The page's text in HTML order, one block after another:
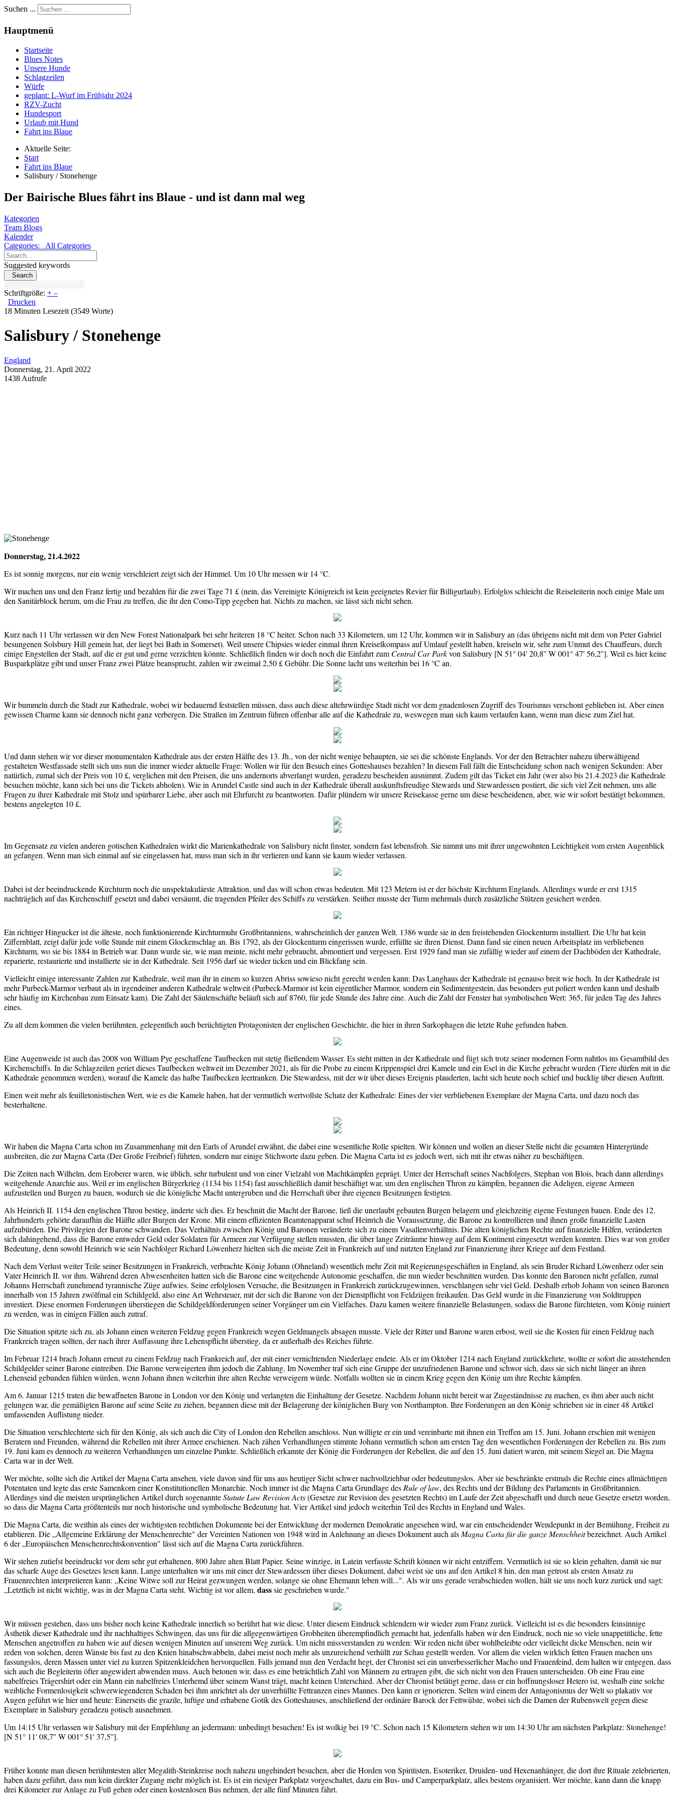
Suchen ...
Hauptmenü
Startseite
Blues Notes
Unsere Hunde
Schlagzeilen
Würfe
geplant: L-Wurf im Frühjahr 2024
RZV-Zucht
Hundesport
Urlaub mit Hund
Fahrt ins Blaue
Aktuelle Seite:
Start
Fahrt ins Blaue
Salisbury / Stonehenge
Der Bairische Blues fährt ins Blaue - und ist dann mal weg
Kategorien
Team Blogs
Kalender
Categories:
All Categories
Suggested keywords
Search
Schriftgröße: + –
Drucken
18 Minuten Lesezeit (3549 Worte)
Salisbury / Stonehenge
England
Donnerstag, 21. April 2022
1438 Aufrufe
Donnerstag, 21.4.2022
Es ist sonnig morgens, nur ein wenig verschleiert zeigt sich der Himmel. Um 10 Uhr messen wir 14 °C.
Wir machen uns und den Franz fertig und bezahlen für die zwei Tage 71 £ (nein, das Vereinigte Königreich ist kein geeignetes Revier für Billigurlaub). Erfolglos schleicht die Reiseleiterin noch einige Male um
den Sanitärblock herum, um die Frau zu treffen, die ihr den Como-Tipp gegeben hat. Nichts zu machen, sie lässt sich nicht sehen.
Kurz nach 11 Uhr verlassen wir den New Forest Nationalpark bei sehr heiteren 18 °C heiter. Schon nach 33 Kilometern, um 12 Uhr, kommen wir in Salisbury an (das übrigens nicht mit dem von Peter Gabriel
besungenen Solsbury Hill gemein hat, der liegt bei Bath in Somerset). Weil unsere Chipsies wieder einmal ihren Kreiselkompass auf Umlauf gestellt haben, kreiseln wir, sehr zum Unmut des Chauffeurs, durch
einige Engstellen der Stadt, auf die er gut und gerne verzichten könnte. Schließlich finden wir doch noch die Einfahrt zum Central Car Parkvon Salisbury [N 51° 04' 20,8'' W 001° 47' 56,2'']. Weil es hier keine
Busparkplätze gibt und unser Franz zwei Plätze beansprucht, zahlen wir zweimal 2,50 £ Gebühr. Die Sonne lacht uns weiterhin bei 16 °C an.
Wir bummeln durch die Stadt zur Kathedrale, wobei wir bedauernd feststellen müssen, dass auch diese altehrwürdige Stadt nicht vor dem gnadenlosen Zugriff des Tourismus verschont geblieben ist. Aber einen
gewissen Charme kann sie dennoch nicht ganz verbergen. Die Straßen im Zentrum führen offenbar alle auf die Kathedrale zu, weswegen man sich kaum verlaufen kann, wenn man diese zum Ziel hat.
Und dann stehen wir vor dieser monumentalen Kathedrale aus der ersten Hälfte des 13. Jh., von der nicht wenige behaupten, sie sei die schönste Englands. Vor der den Betrachter nahezu überwältigend
gestalteten Westfassade stellt sich uns nun die immer wieder aktuelle Frage: Wollen wir für den Besuch eines Gotteshauses bezahlen? In diesem Fall fällt die Entscheidung schon nach wenigen Sekunden: Aber
natürlich, zumal sich der Preis von 10 £, verglichen mit den Preisen, die uns andernorts abverlangt wurden, geradezu bescheiden ausnimmt. Zudem gilt das Ticket ein Jahr (wer also bis 21.4.2023 die Kathedrale
besuchen möchte, kann sich bei uns die Tickets abholen). Wie in Arundel Castle sind auch in der Kathedrale überall auskunftsfreudige Stewards und Stewardessen postiert, die sich viel Zeit nehmen, uns alle
Fragen zu ihrer Kathedrale mit Stolz und spürbarer Liebe, aber auch mit Ehrfurcht zu beantworten. Dafür plündern wir unsere Reisekasse gerne um diese bescheidenen, aber, wie wir sofort bestätigt bekommen,
bestens angelegten 10 £.
Im Gegensatz zu vielen anderen gotischen Kathedralen wirkt die Marienkathedrale von Salisbury nicht finster, sondern fast lebensfroh. Sie nimmt uns mit ihrer ungewohnten Leichtigkeit vom ersten Augenblick
an gefangen. Wenn man sich einmal auf sie eingelassen hat, muss man sich in ihr verlieren und kann sie kaum wieder verlassen.
Dabei ist der beeindruckende Kirchturm noch die unspektakulärste Attraktion, und das will schon etwas bedeuten. Mit 123 Metern ist er der höchste Kirchturm Englands. Allerdings wurde er erst 1315
nachträglich auf das Kirchenschiff gesetzt und dabei versäumt, die tragenden Pfeiler des Schiffs zu verstärken. Seither musste der Turm mehrmals durch zusätzliche Stützen gesichert werden.
Ein richtiger Hingucker ist die älteste, noch funktionierende Kirchturmuhr Großbritanniens, wahrscheinlich der ganzen Welt. 1386 wurde sie in den freistehenden Glockenturm installiert. Die Uhr hat kein
Ziffernblatt, zeigt dafür jede volle Stunde mit einem Glockenschlag an. Bis 1792, als der Glockenturm eingerissen wurde, erfüllte sie ihren Dienst. Dann fand sie einen neuen Arbeitsplatz im verbliebenen
Kirchturm, wo sie bis 1884 in Betrieb war. Dann wurde sie, wie man meinte, nicht mehr gebraucht, abmontiert und vergessen. Erst 1929 fand man sie zufällig wieder auf einem der Dachböden der Kathedrale,
reparierte, restaurierte und installierte sie in der Kathedrale. Seit 1956 darf sie wieder ticken und ein Blickfang sein.
Vielleicht einige interessante Zahlen zur Kathedrale, weil man ihr in einem so kurzen Abriss sowieso nicht gerecht werden kann: Das Langhaus der Kathedrale ist genauso breit wie hoch. In der Kathedrale ist
mehr Purbeck-Marmor verbaut als in irgendeiner anderen Kathedrale weltweit (Purbeck-Marmor ist kein eigentlicher Marmor, sondern ein Sedimentgestein, das besonders gut poliert werden kann und deshalb
sehr häufig im Kirchenbau zum Einsatz kam). Die Zahl der Säulenschäfte beläuft sich auf 8760, für jede Stunde des Jahre eine. Auch die Zahl der Fenster hat symbolischen Wert: 365, für jeden Tag des Jahres
eines.
Zu all dem kommen die vielen berühmten, gelegentlich auch berüchtigten Protagonisten der englischen Geschichte, die hier in ihren Sarkophagen die letzte Ruhe gefunden haben.
Eine Augenweide ist auch das 2008 von William Pye geschaffene Taufbecken mit stetig fließendem Wasser. Es steht mitten in der Kathedrale und fügt sich trotz seiner modernen Form nahtlos ins Gesamtbild des
Kirchenschiffs. In die Schlagzeilen geriet dieses Taufbecken weltweit im Dezember 2021, als für die Probe zu einem Krippenspiel drei Kamele und ein Esel in die Kirche gebracht wurden (Tiere dürfen mit in die
Kathedrale genommen werden), worauf die Kamele das halbe Taufbecken leertranken. Die Stewardess, mit der wir über dieses Ereignis plauderten, lacht sich heute noch schief und bucklig über diesen Auftritt.
Einen weit mehr als feuilletonistischen Wert, wie es die Kamele haben, hat der vermutlich wertvollste Schatz der Kathedrale: Eines der vier verbliebenen Exemplare der Magna Carta, und dazu noch das
besterhaltene.
Wir haben die Magna Carta schon im Zusammenhang mit den Earls of Arundel erwähnt, die dabei eine wesentliche Rolle spielten. Wir können und wollen an dieser Stelle nicht die gesamten Hintergründe
ausbreiten, die zur Magna Carta (Der Große Freibrief) führten, sondern nur einige Stichworte dazu geben. Die Magna Carta ist es jedoch wert, sich mit ihr etwas näher zu beschäftigen.
Die Zeiten nach Wilhelm, dem Eroberer waren, wie üblich, sehr turbulent und von einer Vielzahl von Machtkämpfen geprägt. Unter der Herrschaft seines Nachfolgers, Stephan von Blois, brach dann allerdings
weitgehende Anarchie aus. Weil er im englischen Bürgerkrieg (1134 bis 1154) fast ausschließlich damit beschäftigt war, um den englischen Thron zu kämpfen, begannen die Adeligen, eigene Armeen
aufzustellen und Burgen zu bauen, wodurch sie die königliche Macht untergruben und die Herrschaft über ihre eigenen Besitzungen festigten.
Als Heinrich II. 1154 den englischen Thron bestieg, änderte sich dies. Er beschnitt die Macht der Barone, ließ die unerlaubt gebauten Burgen belagern und gleichzeitig eigene Festungen bauen. Ende des 12.
Jahrhunderts gehörte daraufhin die Hälfte aller Burgen der Krone. Mit einem effizienten Beamtenapparat schuf Heinrich die Voraussetzung, die Barone zu kontrollieren und ihnen große finanzielle Lasten
aufzubürden. Die Privilegien der Barone schwanden. Das Verhältnis zwischen König und Baronen veränderte sich zu einem Vasallenverhältnis. Die alten königlichen Rechte auf finanzielle Hilfen, veränderten
sich dahingehend, dass die Barone entweder Geld oder Soldaten für Armeen zur Verfügung stellen mussten, die über lange Zeiträume hinweg auf dem Kontinent eingesetzt werden konnten. Dies war von großer
Bedeutung, denn sowohl Heinrich wie sein Nachfolger Richard Löwenherz hielten sich die meiste Zeit in Frankreich auf und nutzten England zur Finanzierung ihrer Kriege auf dem Festland.
Nach dem Verlust weiter Teile seiner Besitzungen in Frankreich, verbrachte König Johann (Ohneland) wesentlich mehr Zeit mit Regierungsgeschäften in England, als sein Bruder Richard Löwenherz oder sein
Vater Heinrich II. vor ihm. Während deren Abwesenheiten hatten sich die Barone eine weitgehende Autonomie geschaffen, die nun wieder beschnitten wurden. Das konnte den Baronen nicht gefallen, zumal
Johanns Herrschaft zunehmend tyrannische Züge aufwies. Seine erfolglosen Versuche, die Besitzungen in Frankreich zurückzugewinnen, verschlangen sehr viel Geld. Deshalb erhob Johann von seinen Baronen
innerhalb von 15 Jahren zwölfmal ein Schildgeld, also eine Art Wehrsteuer, mit der sich die Barone von der Dienstpflicht von Feldzügen freikaufen. Das Geld wurde in die Finanzierung von Soldtruppen
investiert. Diese enormen Forderungen überstiegen die Schildgeldforderungen seiner Vorgänger um ein Vielfaches. Dazu kamen weitere finanzielle Belastungen, sodass die Barone fürchteten, vom König ruiniert
zu werden, was in einigen Fällen auch zutraf.
Die Situation spitzte sich zu, als Johann einen weiteren Feldzug gegen Frankreich wegen Geldmangels absagen musste. Viele der Ritter und Barone waren erbost, weil sie die Kosten für einen Feldzug nach
Frankreich tragen sollten, der nach ihrer Auffassung ihre Lehenspflicht überstieg, da er außerhalb des Reiches führte.
Im Februar 1214 brach Johann erneut zu einem Feldzug nach Frankreich auf, der mit einer vernichtenden Niederlage endete. Als er im Oktober 1214 nach England zurückkehrte, wollte er sofort die ausstehenden
Schildgelder seiner Barone eintreiben. Die Barone verweigerten ihm jedoch die Zahlung. Im November traf sich eine Gruppe der unzufriedenen Barone und schwor sich, dass sie sich nicht länger an ihren
Lehenseid gebunden fühlen würden, wenn Johann ihnen weiterhin ihre alten Rechte verweigern würde. Notfalls wollten sie in einem Krieg gegen den König um ihre Rechte kämpfen.
Am 6. Januar 1215 traten die bewaffneten Barone in London vor den König und verlangten die Einhaltung der Gesetze. Nachdem Johann nicht bereit war Zugeständnisse zu machen, es ihm aber auch nicht
gelungen war, die gemäßigten Barone auf seine Seite zu ziehen, begannen diese mit der Belagerung der königlichen Burg von Northampton. Ihre Forderungen an den König schrieben sie in einer 48 Artikel
umfassenden Auflistung nieder.
Die Situation verschlechterte sich für den König, als sich auch die City of London den Rebellen anschloss. Nun willigte er ein und vereinbarte mit ihnen ein Treffen am 15. Juni. Johann erschien mit wenigen
Beratern und Freunden, während die Rebellen mit ihrer Armee erschienen. Nach zähen Verhandlungen stimmte Johann vermutlich schon am ersten Tag den wesentlichen Forderungen der Rebellen zu. Bis zum
19. Juni kam es dennoch zu weiteren Verhandlungen um einzelne Punkte. Schließlich erkannte der König die Forderungen der Rebellen, die auf den 15. Juni datiert waren, mit seinem Siegel an. Die Magna
Carta war in der Welt.
Wer möchte, sollte sich die Artikel der Magna Carta ansehen, viele davon sind für uns aus heutiger Sicht schwer nachvollziehbar oder bedeutungslos. Aber sie beschränkte erstmals die Rechte eines allmächtigen
Potentaten und legte das erste Samenkorn einer Konstitutionellen Monarchie. Noch immer ist die Magna Carta Grundlage des Rule of law, des Rechts und der Bildung des Parlaments in Großbritannien.
Allerdings sind die meisten ursprünglichen Artikel durch sogenannteStatute Law Revision Acts(Gesetze zur Revision des gesetzten Rechts) im Laufe der Zeit abgeschafft und durch neue Gesetze ersetzt worden,
so dass die Magna Carta größtenteils nur noch historische und symbolische Bedeutung hat. Vier Artikel sind jedoch weiterhin Teil des Rechts in England und Wales.
Die Magna Carta, die weithin als eines der wichtigsten rechtlichen Dokumente bei der Entwicklung der modernen Demokratie angesehen wird, war ein entscheidender Wendepunkt in der Bemühung, Freiheit zu
etablieren. Die „Allgemeine Erklärung der Menschenrechte" der Vereinten Nationen von 1948 wird in Anlehnung an dieses Dokument auch als Magna Carta für die ganze Menschheitbezeichnet. Auch Artikel
6 der „Europäischen Menschenrechtskonvention" lässt sich auf die Magna Carta zurückführen.
Wir stehen zutiefst beeindruckt vor dem sehr gut erhaltenen, 800 Jahre alten Blatt Papier. Seine winzige, in Latein verfasste Schrift können wir nicht entziffern. Vermutlich ist sie so klein gehalten, damit sie nur
das scharfe Auge des Gesetzes lesen kann. Lange unterhalten wir uns mit einer der Stewardessen über dieses Dokument, dabei weist sie uns auf den Artikel 8 hin, den man getrost als ersten Ansatz zu
Frauenrechten interpretieren kann: „Keine Witwe soll zur Heirat gezwungen werden, solange sie ohne Ehemann leben will...". Als wir uns gerade verabschieden wollen, hält sie uns noch kurz zurück und sagt:
„Letztlich ist nicht wichtig, was in der Magna Carta steht. Wichtig ist vor allem, dasssie geschrieben wurde."
Wir müssen gestehen, dass uns bisher noch keine Kathedrale innerlich so berührt hat wie diese. Unter diesem Eindruck schlendern wir wieder zum Franz zurück. Vielleicht ist es die besonders feinsinnige
Ästhetik dieser Kathedrale und ihr nachhaltiges Schwingen, das uns für die allgegenwärtigen Grobheiten überempfindlich gemacht hat, jedenfalls haben wir den Eindruck, noch nie so viele unappetitliche, fette
Menschen angetroffen zu haben wie auf diesen wenigen Minuten auf unserem Weg zurück. Um nicht missverstanden zu werden: Wir reden nicht über wohlbeleibte oder vielleicht dicke Menschen, nein wir
reden von solchen, deren Wänste bis fast zu den Knien hinabschwabbeln, dabei meist noch mehr als unzureichend verhüllt zur Schau gestellt werden. Vor allem die vielen wirklich fetten Frauen machen uns
fassungslos, deren Massen unter viel zu kurzen Spitzenkleidchen hervorquellen. Falls jemand nun den Verdacht hegt, der Chronist sei ein unverbesserlicher Macho und Frauenfeind, dem halten wir entgegen, dass
sich auch die Begleiterin öfter angewidert abwenden muss. Auch betonen wir, dass es eine beträchtlich Zahl von Männern zu ertragen gibt, die sich nicht von den Frauen unterscheiden. Ob eine Frau eine
nabelfreies Trägershirt oder ein Mann ein nabelfreies Unterhemd über seinem Wanst trägt, macht keinen Unterschied. Aber der Chronist betätigt gerne, dass er ein hoffnungsloser Hetero ist, weshalb eine solche
weibliche Formenlosigkeit schwerwiegenderen Schaden bei ihm anrichtet als der unverhüllte Fettranzen eines Mannes. Den kann er ignorieren. Selten wird einem der Antagonismus der Welt so plakativ vor
Augen geführt wie hier und heute: Einerseits die grazile, luftige und erhabene Gotik des Gotteshauses, anschließend der ordinäre Barock der Fettwülste, wobei sich die Damen der Rubenswelt gegen diese
Exemplare in Salisbury geradezu gotisch ausnehmen.
Um 14:15 Uhr verlassen wir Salisbury mit der Empfehlung an jedermann: unbedingt besuchen! Es ist wolkig bei 19 °C. Schon nach 15 Kilometern stehen wir um 14:30 Uhr am nächsten Parkplatz: Stonehenge!
[N 51° 11' 08,7'' W 001° 51' 37,5''].
Früher konnte man diesen berühmtesten aller Megalith-Steinkreise noch nahezu ungehindert besuchen, aber die Horden von Spiritisten, Esoteriker, Druiden- und Hexenanhänger, die dort ihre Rituale zelebrierten,
haben dazu geführt, dass nun kein direkter Zugang mehr möglich ist. Es ist ein riesiger Parkplatz vorgeschaltet, dazu ein Bus- und Camperparkplatz, alles bestens organisiert. Wer möchte, kann dann die knapp
drei Kilometer zur Anlage zu Fuß gehen oder einen kostenlosen Bus nehmen, der alle fünf Minuten fährt.